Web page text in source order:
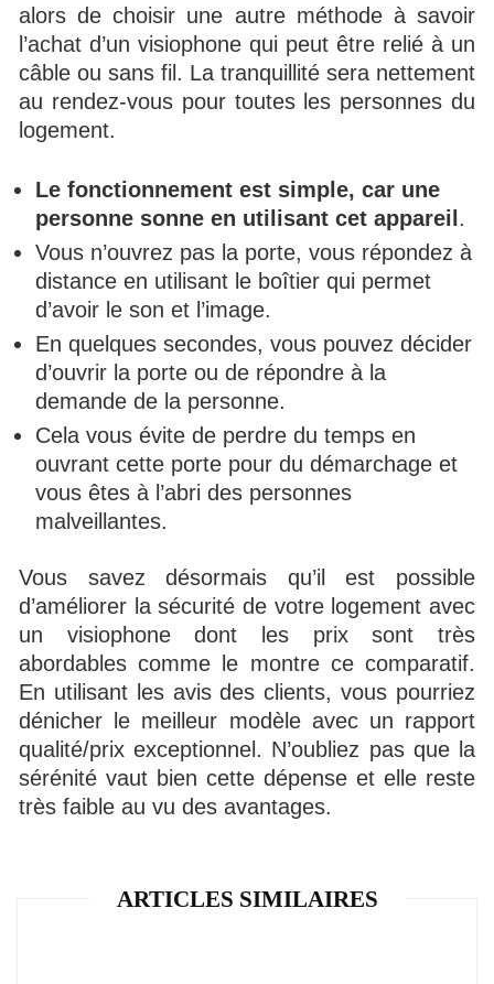
alors de choisir une autre méthode à savoir
l’achat d’un visiophone qui peut être relié à un
câble ou sans fil. La tranquillité sera nettement
au rendez-vous pour toutes les personnes du
logement.
Le fonctionnement est simple, car une
personne sonne en utilisant cet appareil.
Vous n’ouvrez pas la porte, vous répondez à
distance en utilisant le boîtier qui permet
d’avoir le son et l’image.
En quelques secondes, vous pouvez décider
d’ouvrir la porte ou de répondre à la
demande de la personne.
Cela vous évite de perdre du temps en
ouvrant cette porte pour du démarchage et
vous êtes à l’abri des personnes
malveillantes.
Vous savez désormais qu’il est possible
d’améliorer la sécurité de votre logement avec
un visiophone dont les prix sont très
abordables comme le montre ce comparatif.
En utilisant les avis des clients, vous pourriez
dénicher le meilleur modèle avec un rapport
qualité/prix exceptionnel. N’oubliez pas que la
sérénité vaut bien cette dépense et elle reste
très faible au vu des avantages.
ARTICLES SIMILAIRES